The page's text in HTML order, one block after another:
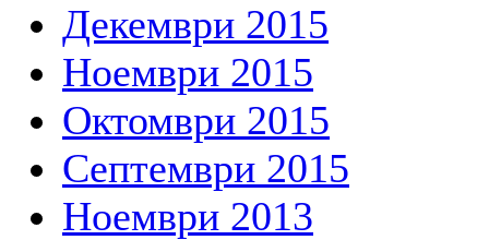
Декември 2015
Ноември 2015
Октомври 2015
Септември 2015
Ноември 2013